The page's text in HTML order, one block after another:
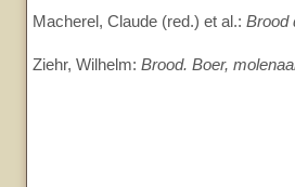
Macherel, Claude (red.) et al.: Brood
Ziehr, Wilhelm: Brood. Boer,